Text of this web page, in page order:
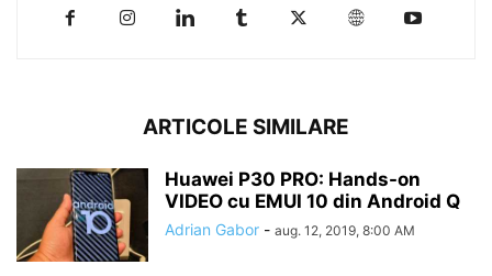
ARTICOLE SIMILARE
Huawei P30 PRO: Hands-on
VIDEO cu EMUI 10 din Android Q
Adrian Gabor - aug. 12, 2019, 8:00 AM